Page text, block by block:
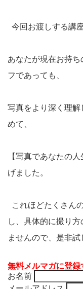
今回お渡しする講
あなたが現在お持
フであっても、
写真をより深く理
めて、
【写真であなたの
げました。
これほどたくさん
し、具体的に撮り
ませんので、是非試
無料メルマガに登録
お名前